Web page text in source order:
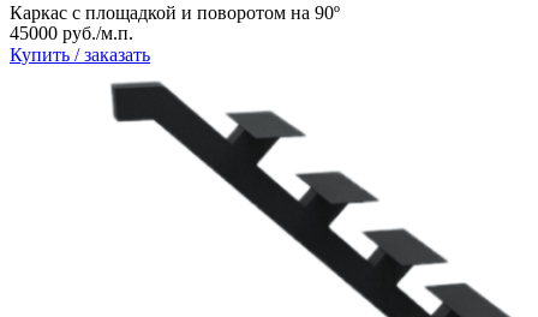
Каркас с площадкой и поворотом на 90º
45000 руб./м.п.
Купить / заказать